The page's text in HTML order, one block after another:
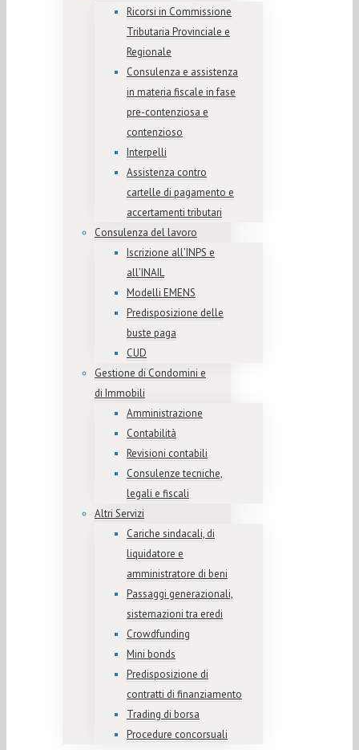
Ricorsi in Commissione
Tributaria Provinciale e
Regionale
Consulenza e assistenza
in materia fiscale in fase
pre-contenziosa e
contenzioso
Interpelli
Assistenza contro
cartelle di pagamento e
accertamenti tributari
Consulenza del lavoro
Iscrizione all’INPS e
all’INAIL
Modelli EMENS
Predisposizione delle
buste paga
CUD
Gestione di Condomini e
di Immobili
Amministrazione
Contabilità
Revisioni contabili
Consulenze tecniche,
legali e fiscali
Altri Servizi
Cariche sindacali, di
liquidatore e
amministratore di beni
Passaggi generazionali,
sistemazioni tra eredi
Crowdfunding
Mini bonds
Predisposizione di
contratti di finanziamento
Trading di borsa
Procedure concorsuali